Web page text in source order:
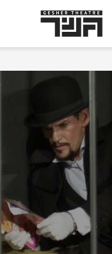
תיאטרון
גשר,
הצגות
בתל